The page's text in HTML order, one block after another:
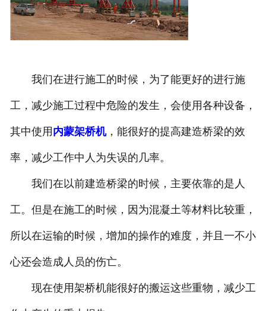
联系我们
我们在进行施工的时候，为了能更好的进行施
工，减少施工过程中危险的发生，会使用各种设备，
其中使用 内蒙架桥机，能很好的提高建造桥梁的效
率，减少工作中人为失误的几率。
我们在以前建造桥梁的时候，主要依靠的是人
工。但是在施工的时候，因为混凝土等材料比较重，
所以在运输的时候，增加的操作的难度，并且一不小
心还会造成人员的伤亡。
现在使用架桥机能很好的搬运这些重物，减少工